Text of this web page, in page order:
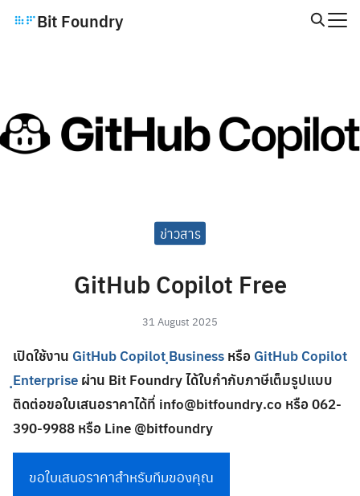
Bit Foundry
ข่าวสาร
GitHub Copilot Free
31 August 2025
เปิดใช้งาน GitHub Copilot ฺBusiness หรือ GitHub Copilot
ฺEnterprise ผ่าน Bit Foundry ได้ใบกำกับภาษีเต็มรูปแบบ
ติดต่อขอใบเสนอราคาได้ที่ info@bitfoundry.co หรือ 062-
390-9988 หรือ Line @bitfoundry
ขอใบเสนอราคาสำหรับทีมของคุณ